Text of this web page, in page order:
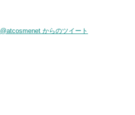
@atcosmenet からのツイート